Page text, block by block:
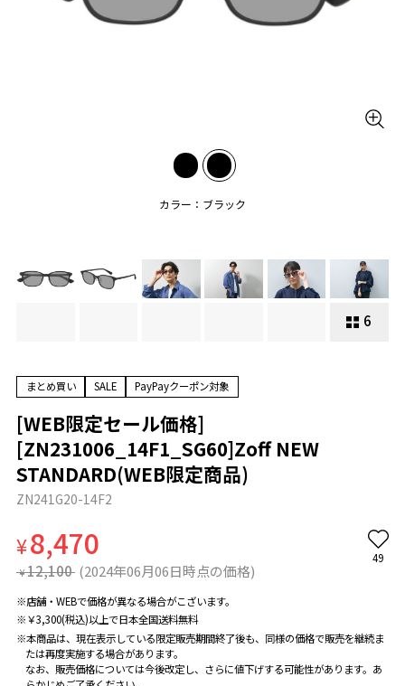
カラー：ブラック
6
まとめ買い SALE PayPayクーポン対象
[WEB限定セール価格]
[ZN231006_14F1_SG60]Zoff NEW
STANDARD(WEB限定商品)
ZN241G20-14F2
¥8,470
¥ 12,100 (2024年06月06日時点の価格)
49
※店舗・WEBで価格が異なる場合がこざいます。
※￥3,300(税込)以上で日本全国送料無料
※本商品は、現在表示している限定販売期間終了後も、同様の価格で販売を継続ま
たは再度実施する場合があります。
なお、販売価格については今後改定し、さらに値下げする可能性があります。あ